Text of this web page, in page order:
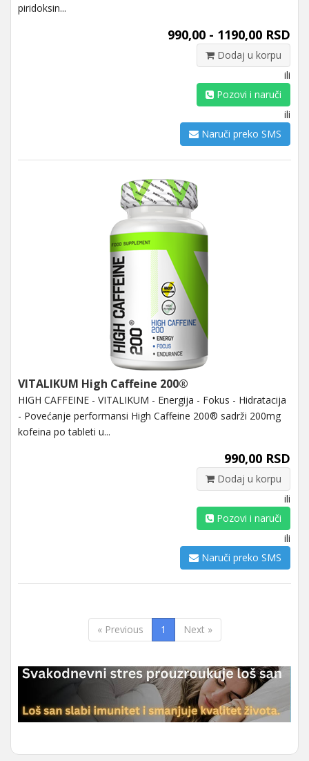
piridoksin...
990,00 - 1190,00 RSD
Dodaj u korpu
ili
Pozovi i naruči
ili
Naruči preko SMS
VITALIKUM High Caffeine 200®
HIGH CAFFEINE - VITALIKUM - Energija - Fokus - Hidratacija
- Povećanje performansi High Caffeine 200® sadrži 200mg
kofeina po tableti u...
990,00 RSD
Dodaj u korpu
ili
Pozovi i naruči
ili
Naruči preko SMS
« Previous 1 Next »